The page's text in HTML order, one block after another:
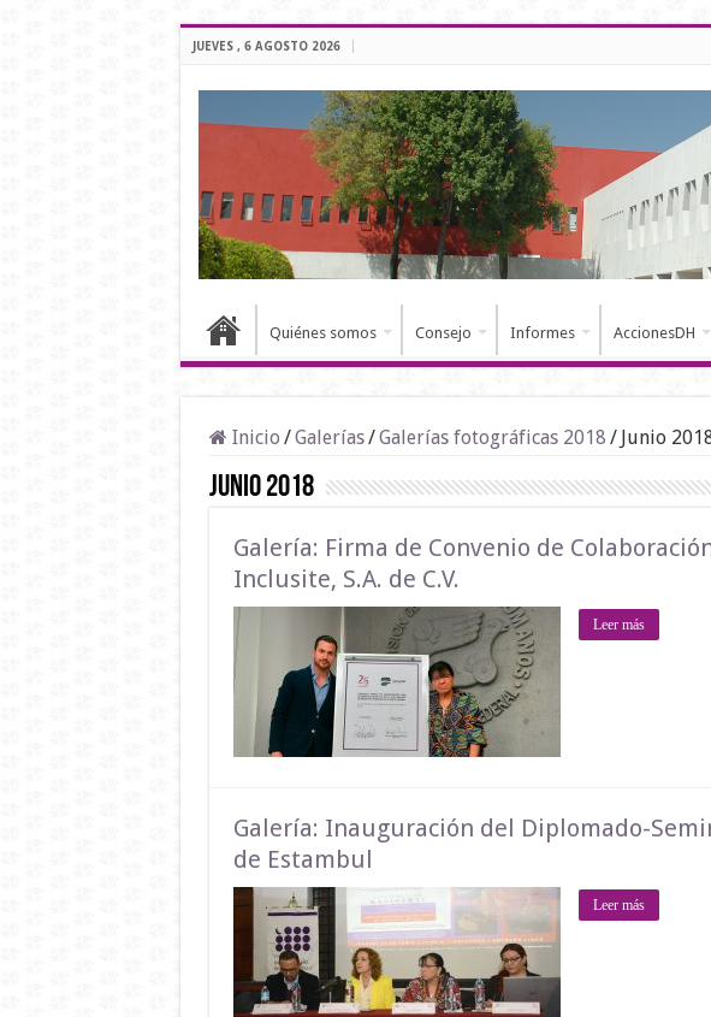
JUEVES , 6 AGOSTO 2026
Quiénes somos Consejo Informes AccionesDH
Inicio /Galerías/Galerías fotográficas 2018 / Junio
Junio 2018
Galería: Firma de Convenio de
Inclusite, S.A. de C.V.
Leer más
Galería: Inauguración del Diplomado-
de Estambul
Leer más